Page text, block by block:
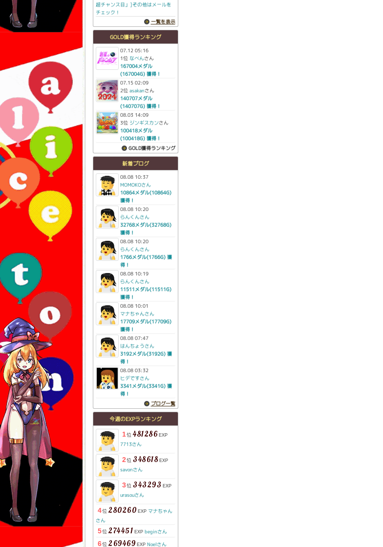
超チャンス目」]その他はメールを
チェック！
一覧を表示
GOLD獲得ランキング
07.12 05:16
1位 なべんさん
167004メダル
(167004G) 獲得！
07.15 02:09
2位 asakanさん
140707メダル
(140707G) 獲得！
08.03 14:09
3位 ジンギスカンさん
100418メダル
(100418G) 獲得！
GOLD獲得ランキング
新着ブログ
08.08 10:37
MOMOKOさん
10864メダル(10864G)
獲得！
08.08 10:20
らんくんさん
32768メダル(32768G)
獲得！
08.08 10:20
らんくんさん
1766メダル(1766G) 獲
得！
08.08 10:19
らんくんさん
11511メダル(11511G)
獲得！
08.08 10:01
マナちゃんさん
17709メダル(17709G)
獲得！
08.08 07:47
はんちょうさん
3192メダル(3192G) 獲
得！
08.08 03:32
ヒデですさん
3341メダル(3341G) 獲
得！
ブログ一覧
今週のEXPランキング
1位 481286 EXP
7713さん
2位 348618 EXP
savonさん
3位 343293 EXP
urasouさん
4位 280260 EXP マナちゃん
さん
5位 274451 EXP beginさん
6位 269469 EXP Noelさん